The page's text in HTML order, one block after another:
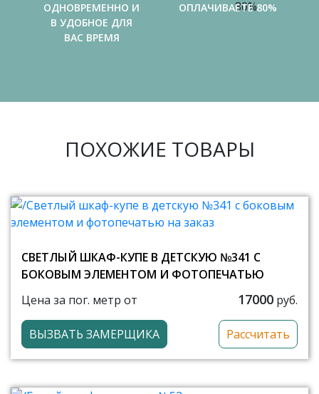
ОДНОВРЕМЕННО И
В УДОБНОЕ ДЛЯ
ВАС ВРЕМЯ
ОПЛАЧИВАЕТЕ 80%
ПОХОЖИЕ ТОВАРЫ
СВЕТЛЫЙ ШКАФ-КУПЕ В ДЕТСКУЮ №341 С
БОКОВЫМ ЭЛЕМЕНТОМ И ФОТОПЕЧАТЬЮ
Цена за пог. метр от
17000 руб.
ВЫЗВАТЬ ЗАМЕРЩИКА Рассчитать